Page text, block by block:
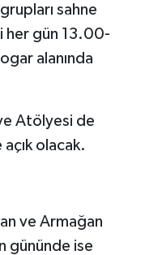
sahne
her gün 13.00-
alanında
Atölyesi de
olacak.
ve Armağan
gününde ise